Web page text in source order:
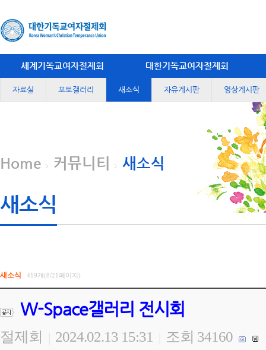
세계기독교여자절제회 대한기독교여자절제회
자료실 포토갤러리 새소식 자유게시판 영상게시판
Home 커뮤니티 새소식
새소식
새소식 419개(8/21페이지)
W-Space갤러리 전시회
절제회 2024.02.13 15:31 조회 34160